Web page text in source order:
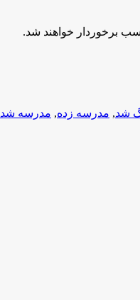
شد, مدرسه زده, مدرسه شد